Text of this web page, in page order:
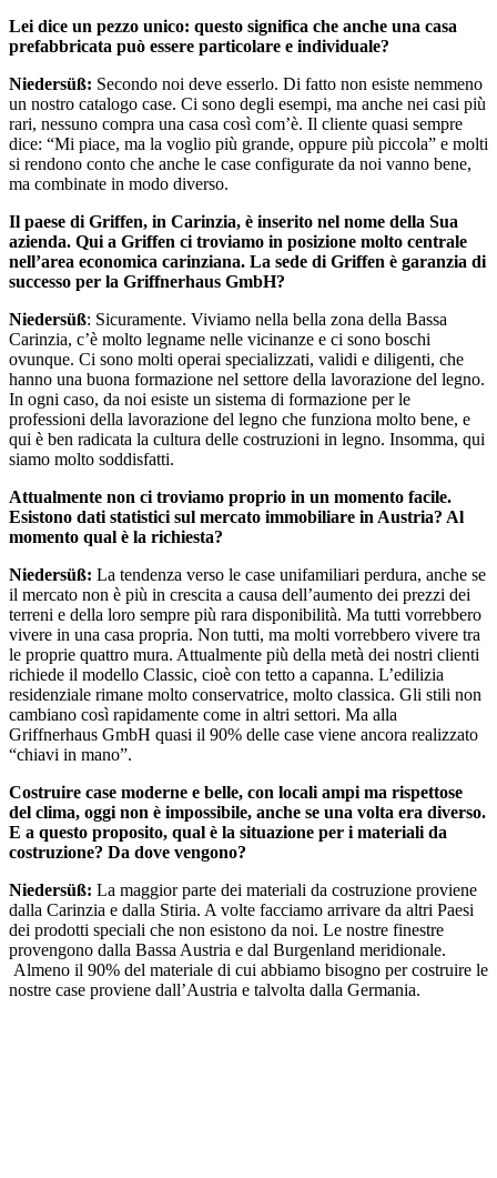
Lei dice un pezzo unico: questo significa che anche una casa
prefabbricata può essere particolare e individuale?
Niedersüß: Secondo noi deve esserlo. Di fatto non esiste nemmeno
un nostro catalogo case. Ci sono degli esempi, ma anche nei casi più
rari, nessuno compra una casa così com’è. Il cliente quasi sempre
dice: “Mi piace, ma la voglio più grande, oppure più piccola” e molti
si rendono conto che anche le case configurate da noi vanno bene,
ma combinate in modo diverso.
Il paese di Griffen, in Carinzia, è inserito nel nome della Sua
azienda. Qui a Griffen ci troviamo in posizione molto centrale
nell’area economica carinziana. La sede di Griffen è garanzia di
successo per la Griffnerhaus GmbH?
Niedersüß: Sicuramente. Viviamo nella bella zona della Bassa
Carinzia, c’è molto legname nelle vicinanze e ci sono boschi
ovunque. Ci sono molti operai specializzati, validi e diligenti, che
hanno una buona formazione nel settore della lavorazione del legno.
In ogni caso, da noi esiste un sistema di formazione per le
professioni della lavorazione del legno che funziona molto bene, e
qui è ben radicata la cultura delle costruzioni in legno. Insomma, qui
siamo molto soddisfatti.
Attualmente non ci troviamo proprio in un momento facile.
Esistono dati statistici sul mercato immobiliare in Austria? Al
momento qual è la richiesta?
Niedersüß: La tendenza verso le case unifamiliari perdura, anche se
il mercato non è più in crescita a causa dell’aumento dei prezzi dei
terreni e della loro sempre più rara disponibilità. Ma tutti vorrebbero
vivere in una casa propria. Non tutti, ma molti vorrebbero vivere tra
le proprie quattro mura. Attualmente più della metà dei nostri clienti
richiede il modello Classic, cioè con tetto a capanna. L’edilizia
residenziale rimane molto conservatrice, molto classica. Gli stili non
cambiano così rapidamente come in altri settori. Ma alla
Griffnerhaus GmbH quasi il 90% delle case viene ancora realizzato
“chiavi in mano”.
Costruire case moderne e belle, con locali ampi ma rispettose
del clima, oggi non è impossibile, anche se una volta era diverso.
E a questo proposito, qual è la situazione per i materiali da
costruzione? Da dove vengono?
Niedersüß: La maggior parte dei materiali da costruzione proviene
dalla Carinzia e dalla Stiria. A volte facciamo arrivare da altri Paesi
dei prodotti speciali che non esistono da noi. Le nostre finestre
provengono dalla Bassa Austria e dal Burgenland meridionale.
Almeno il 90% del materiale di cui abbiamo bisogno per costruire le
nostre case proviene dall’Austria e talvolta dalla Germania.